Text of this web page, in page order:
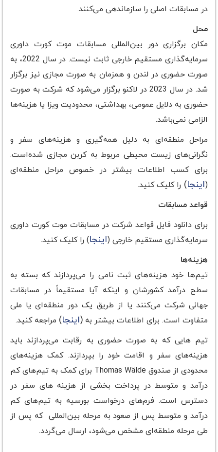
در مسابقات اصلی را سازماندهی می‌کنند.
محل
مکان برگزاری دور بین‌المللی مسابقات موت کورت داوری
سرمایه‌گذاری مستقیم خارجی ثابت نیست. در سال 2022، به
صورت حضوری در لندن و همزمان به صورت مجازی نیز برگزار
شد. در سال 2023 در لاکنو برگزار می‌شود که شرکت به صورت
حضوری به دلایل عمومی، بهداشتی، محدودیت ویزا یا هزینه‌ها
الزامی نمی‌باشد.
مراحل منطقه‌ای به دلیل همه‌گیری و هزینه‌های سفر و
نگرانی‌های زیست محیطی مربوط به کربن مجازی شده‌است.
برای کسب اطلاعات بیشتر در خصوص مراحل منطقه‌ای
(اینجا) را کلیک کنید.
قواعد مسابقات
برای دانلود فایل قواعد شرکت در مسابقات موت کورت داوری
سرمایه‌گذاری مستقیم خارجی (اینجا) را کلیک کنید.
هزینه‌ها
تیم‌ها خود هزینه‌های ثبت نامی را می‌پردازند که بسته به
سطح درآمد کشورشان و اینکه آیا مستقیماً در مسابقات
جهانی شرکت می‌کنند یا از طریق یک دور منطقه‌ای یا ملی
متفاوت است. برای اطلاعات بیشتر به (اینجا) مراجعه کنید.
تیم هایی که به صورت حضوری به رقابت می‌پردازند باید
هزینه‌های سفر و اقامت خود را بپردازند. کمک هزینه‌های
محدودی از صندوق Thomas Wälde برای کمک به تیم‌های کم
درآمد و متوسط در پرداخت بخشی از هزینه های سفر در
دسترس است. فرم‌های درخواست بورسیه به تیم‌های کم
درآمد و متوسط پس از صعود به مرحله بین‌المللی که پس از
طی مرحله منطقه‌ای مشخص می‌شود، ارسال می‌گردد.